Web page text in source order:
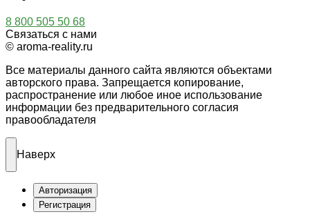
8 800 505 50 68
Связаться с нами
© aroma-reality.ru
Все материалы данного сайта являются объектами
авторского права. Запрещается копирование,
распространение или любое иное использование
информации без предварительного согласия
правообладателя
Наверх
Авторизация
Регистрация